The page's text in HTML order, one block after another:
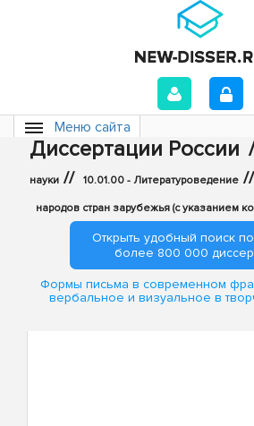
Меню сайта
Диссертации России
науки // 10.01.00 - Литературоведение //
народов стран зарубежья (с указанием
Открыть удобный поиск по
более 800 000
Формы письма в современном
вербальное и визуальное в